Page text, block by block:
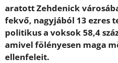
aratott Zehdenick
fekvő, nagyjából 13 ezres
politikus a voksok 58,4
amivel fölényesen maga
ellenfeleit.